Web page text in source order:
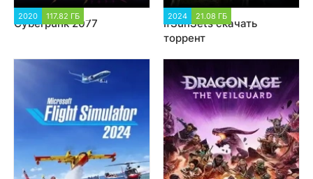
2020 117.82 ГБ
Cyberpunk 2077
2024 21.08 ГБ
IfSunSets скачать
торрент